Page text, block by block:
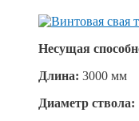
Несущая
Длина: 3000 мм
Диаметр ствола: